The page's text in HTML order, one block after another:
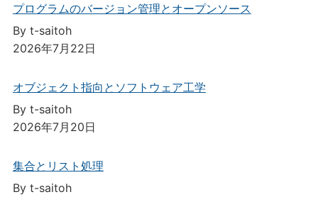
プログラムのバージョン管理とオープンソース
By t-saitoh
2026年7月22日
オブジェクト指向とソフトウェア工学
By t-saitoh
2026年7月20日
集合とリスト処理
By t-saitoh